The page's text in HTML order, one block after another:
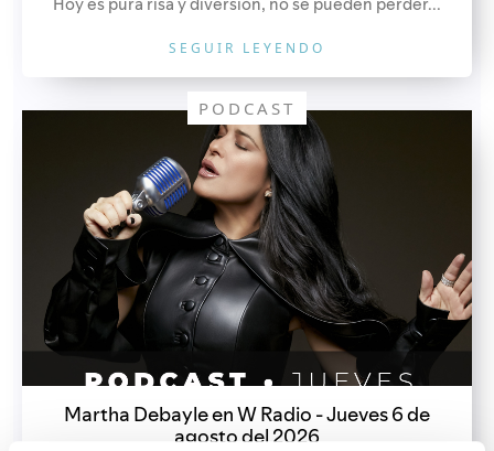
SEGUIR LEYENDO
PODCAST
Martha Debayle en W Radio - Jueves 6 de
agosto del 2026